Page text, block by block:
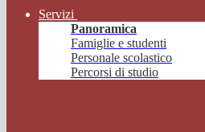
Servizi
Panoramica
Famiglie e studenti
Personale scolastico
Percorsi di studio